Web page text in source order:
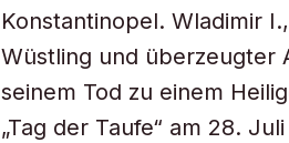
Konstantinopel. Wladimir
Wüstling und überzeugter
seinem Tod zu einem
„Tag der Taufe“ am 28.